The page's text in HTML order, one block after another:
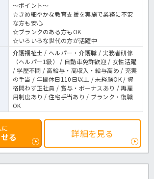
～ポイント～
☆きめ細やかな教育支援を実施で業務に不安
な方も安心
☆ブランクのある方もOK
☆いろいろな世代の方が活躍中
介護福祉士 / ヘルパー・介護職 / 実務者研修
（ヘルパー1級） / 自動車免許歓迎 / 女性活躍
/ 学歴不問 / 高給与・高収入・給与高め / 充実
の手当 / 年間休日110日以上 / 未経験OK / 資
格問わず正社員 / 賞与・ボーナスあり / 再雇
用制度あり / 住宅手当あり / ブランク・復職
OK
に
る 詳細を見る